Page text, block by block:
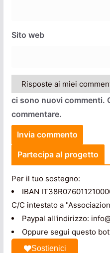
Sito web
ci sono nuovi commenti.
commentare.
Partecipa al progetto
Per il tuo sostegno:
IBAN
C/C intestato a
Paypal all'indirizzo:
Oppure segui questo
Sostienici